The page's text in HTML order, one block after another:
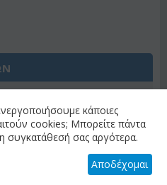
Αθήνα Κέντρο &
Αττικής)"ως
θέλετε διαφορετικό
"αλλαγή
τα διαθέσιμα λουλούδια
κάποιες
cookies; Μπορείτε πάντα
συγκατάθεσή σας αργότερα.
Αποδέχομαι